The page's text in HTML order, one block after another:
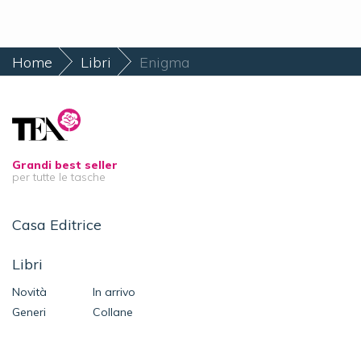
Home Libri Enigma
Grandi best seller
per tutte le tasche
Casa Editrice
Libri
Novità
In arrivo
Generi
Collane